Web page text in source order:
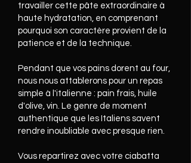
travailler cette pâte extraordinaire à
haute hydratation, en comprenant
pourquoi son caractère provient de la
patience et de la technique.
Pendant que vos pains dorent au four,
nous nous attablerons pour un repas
simple à l'italienne : pain frais, huile
d'olive, vin. Le genre de moment
authentique que les Italiens savent
rendre inoubliable avec presque rien.
Vous repartirez avec votre ciabatta